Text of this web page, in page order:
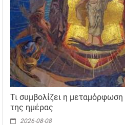
Τι συμβολίζει η
της ημέρας
2026-08-08